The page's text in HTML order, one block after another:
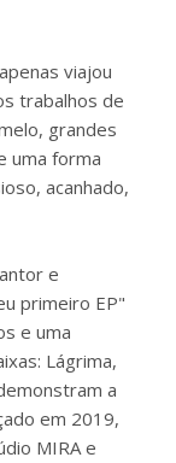
viajou
trabalhos de
grandes
uma forma
acanhado,
e
primeiro EP"
e uma
Lágrima,
a
em 2019,
MIRA e